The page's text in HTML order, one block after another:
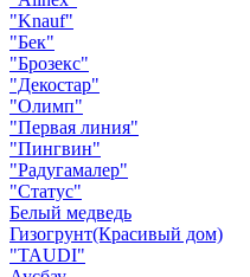
"Knauf"
"Бек"
"Брозекс"
"Декостар"
"Олимп"
"Первая линия"
"Пингвин"
"Радугамалер"
"Статус"
Белый медведь
Гизогрунт(Красивый дом)
"TAUDI"